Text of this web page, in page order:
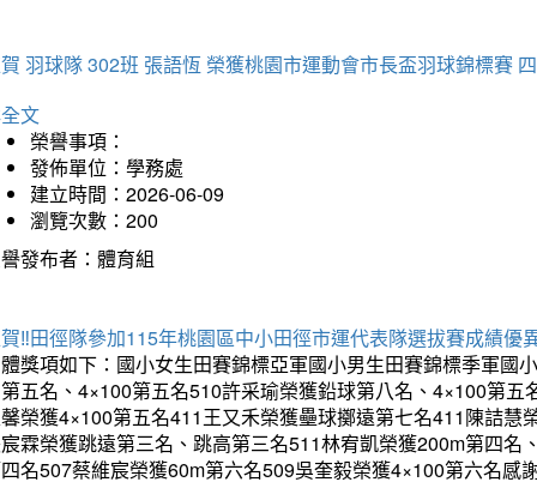
羽球隊 302班 張語恆 榮獲桃園市運動會市長盃羽球錦標賽
文
榮譽事項：
發佈單位：學務處
建立時間：2026-06-09
瀏覽次數：200
發布者：體育組
‼️田徑隊參加115年桃園區中小田徑市運代表隊選拔賽成績優
獎項如下：國小女生田賽錦標亞軍國小男生田賽錦標季軍國
五名、4×100第五名510許采瑜榮獲鉛球第八名、4×100第
榮獲4×100第五名411王又禾榮獲壘球擲遠第七名411陳詰
霖榮獲跳遠第三名、跳高第三名511林宥凱榮獲200m第四
名507蔡維宸榮獲60m第六名509吳奎毅榮獲4×100第六名